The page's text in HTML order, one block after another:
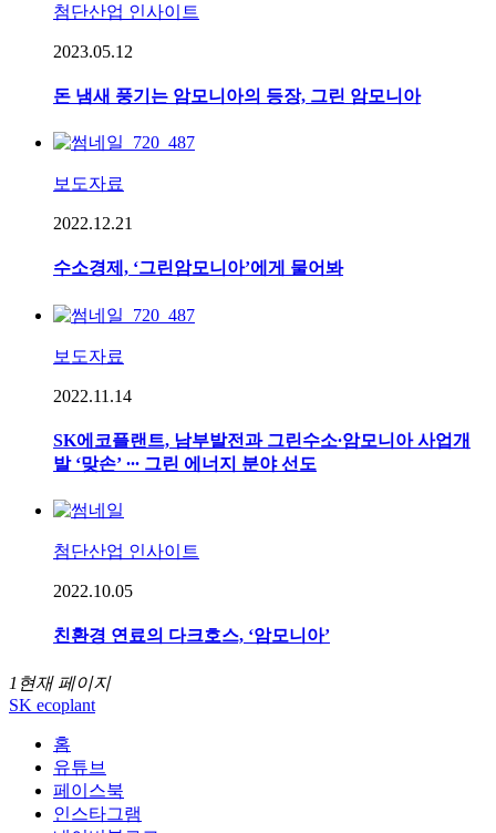
첨단산업 인사이트
2023.05.12
돈 냄새 풍기는 암모니아의 등장, 그린 암모니아
보도자료
2022.12.21
수소경제, ‘그린암모니아’에게 물어봐
보도자료
2022.11.14
SK에코플랜트, 남부발전과 그린수소∙암모니아 사업개
발 ‘맞손’ ∙∙∙ 그린 에너지 분야 선도
첨단산업 인사이트
2022.10.05
친환경 연료의 다크호스, ‘암모니아’
1 현재 페이지
SK ecoplant
홈
유튜브
페이스북
인스타그램